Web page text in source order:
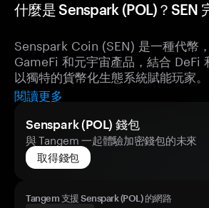
什麼是 Senspark (POL)？SEN
Senspark Coin (SEN) 是一種代幣
GameFi 和元宇宙產品，結合 DeFi
以獨特的貨幣化生態系統賦能玩家。
閱讀更多
Senspark (POL) 錢包
與 Tangem 一起體驗加密錢包的未來
取得錢包
Tangem 支援 Senspark (POL) 的網路